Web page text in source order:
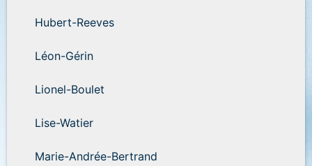
Hubert-Reeves
Léon-Gérin
Lionel-Boulet
Lise-Watier
Marie-Andrée-Bertrand